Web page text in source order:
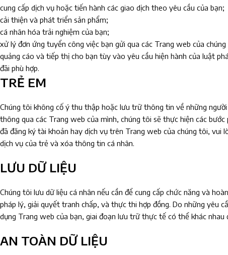
cung cấp dịch vụ hoặc tiến hành các giao dịch theo yêu cầu của bạn;
cải thiện và phát triển sản phẩm;
cá nhân hóa trải nghiệm của bạn;
xử lý đơn ứng tuyển công việc bạn gửi qua các Trang web của
quảng cáo và tiếp thị cho bạn tùy vào yêu cầu hiện hành của luật
đãi phù hợp.
TRẺ EM
Chúng tôi không cố ý thu thập hoặc lưu trữ thông tin về những
thông qua các Trang web của mình, chúng tôi sẽ thực hiện các
đã đăng ký tài khoản hay dịch vụ trên Trang web của chúng tôi,
dịch vụ của trẻ và xóa thông tin cá nhân.
LƯU DỮ LIỆU
Chúng tôi lưu dữ liệu cá nhân nếu cần để cung cấp chức năng và
pháp lý, giải quyết tranh chấp, và thực thi hợp đồng. Do những yêu
dụng Trang web của bạn, giai đoạn lưu trữ thực tế có thể khác nhau
AN TOÀN DỮ LIỆU